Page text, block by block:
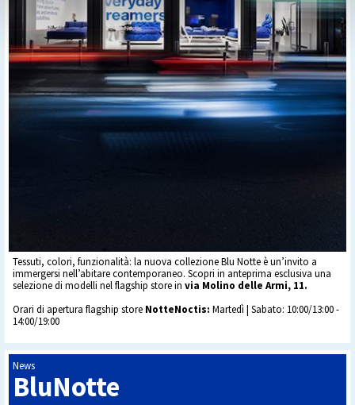
Tessuti, colori, funzionalità: la nuova collezione Blu Notte è un’invito a
immergersi nell’abitare contemporaneo. Scopri in anteprima esclusiva una
selezione di modelli nel flagship store invia Molino delle Armi, 11.
Orari di apertura flagship store NotteNoctis: Martedì | Sabato: 10:00/13:00 -
14:00/19:00
News
BluNotte